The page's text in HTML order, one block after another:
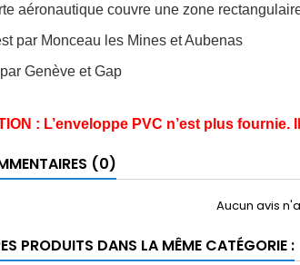
aéronautique couvre une zone
par Monceau les Mines et Aubenas
Genève et Gap
: L’enveloppe PVC n’est plus
(0)
Aucun avis
PRODUITS DANS LA MÊME CATÉGORIE :